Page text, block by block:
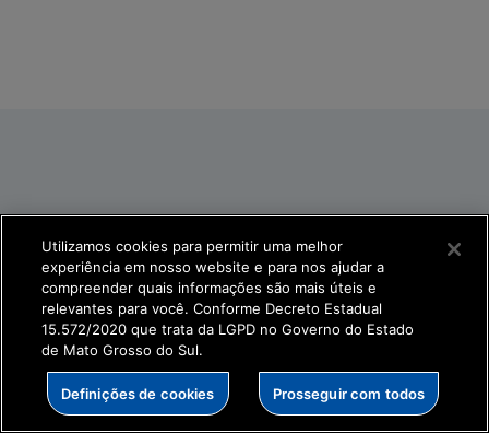
Utilizamos cookies para permitir uma melhor
experiência em nosso website e para nos ajudar a
compreender quais informações são mais úteis e
relevantes para você. Conforme Decreto Estadual
15.572/2020 que trata da LGPD no Governo do Estado
de Mato Grosso do Sul.
Definições de cookies Prosseguir com todos